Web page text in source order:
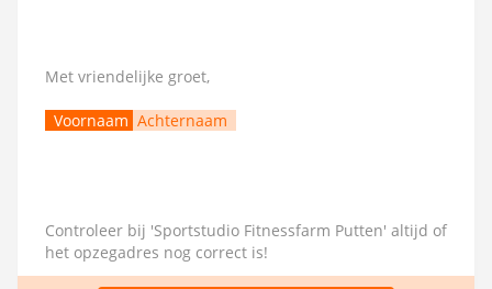
Met vriendelijke groet,
Voornaam Achternaam
Controleer bij 'Sportstudio Fitnessfarm Putten' altijd of
het opzegadres nog correct is!